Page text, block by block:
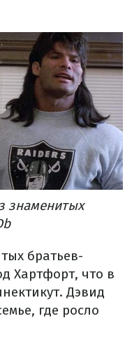
знаменитых
братьев-
Хартфорт, что в
Дэвид
где росло